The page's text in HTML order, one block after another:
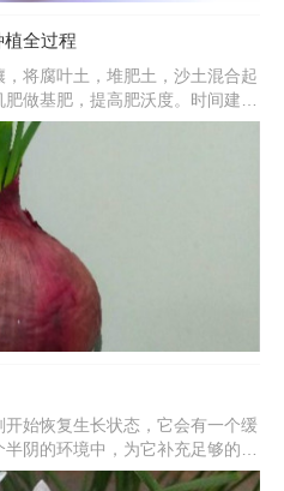
全过程
将腐叶土，堆肥土，沙土混合起
做基肥，提高肥沃度。时间建议
，成活率会更高。注意要先将选
大概5-10分钟就行。种植的不可
，后期注意保湿，7-15天会出
始恢复生长状态，它会有一个缓
阴的环境中，为它补充足够的水
度保持在22℃左右。目前不可以施